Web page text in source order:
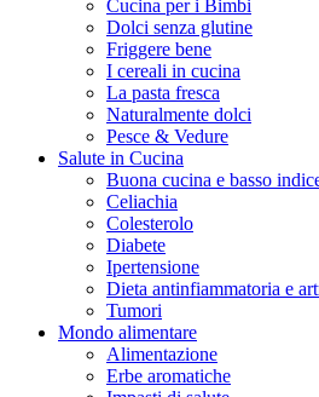
Cucina per i Bimbi
Dolci senza glutine
Friggere bene
I cereali in cucina
La pasta fresca
Naturalmente dolci
Pesce & Vedure
Salute in Cucina
Buona cucina e basso
Celiachia
Colesterolo
Diabete
Ipertensione
Dieta antinfiammatoria e
Tumori
Mondo alimentare
Alimentazione
Erbe aromatiche